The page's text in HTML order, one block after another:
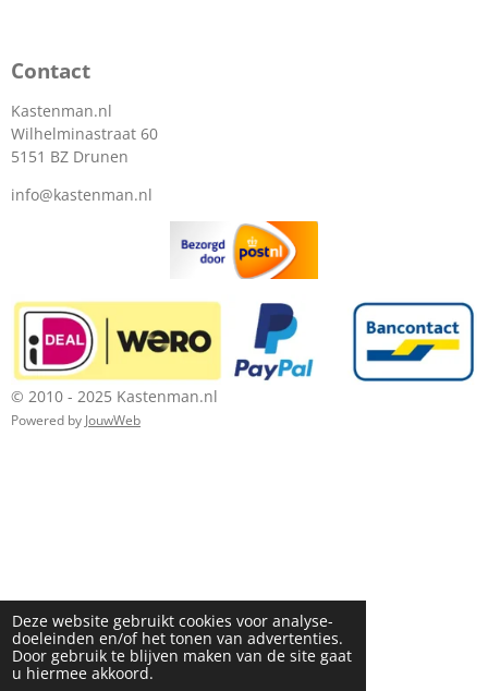
Deze website gebruikt cookies voor analyse-
doeleinden en/of het tonen van advertenties.
Door gebruik te blijven maken van de site gaat
u hiermee akkoord.
Contact
Kastenman.nl
Wilhelminastraat 60
5151 BZ Drunen
info@kastenman.nl
© 2010 - 2025 Kastenman.nl
Powered by JouwWeb